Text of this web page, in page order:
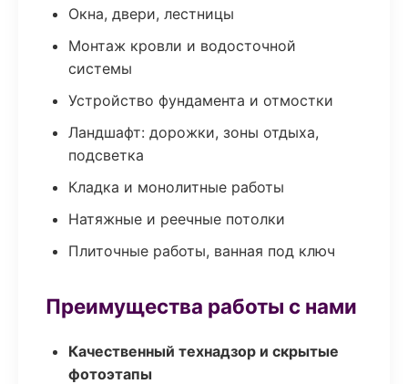
Окна, двери, лестницы
Монтаж кровли и водосточной
системы
Устройство фундамента и отмостки
Ландшафт: дорожки, зоны отдыха,
подсветка
Кладка и монолитные работы
Натяжные и реечные потолки
Плиточные работы, ванная под ключ
Преимущества работы с нами
Качественный технадзор и скрытые
фотоэтапы